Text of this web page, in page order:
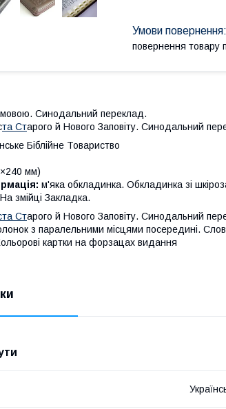
повернення товару
мовою. Синодальний переклад.
та Старого й Нового Заповіту. Синодальний
Біблійне Товариство
мм)
м'яка обкладинка. Обкладинка зі
змійці Закладка.
Старого й Нового Заповіту. Синодальний
з паралельними місцями посередині.
картки на форзацах видання